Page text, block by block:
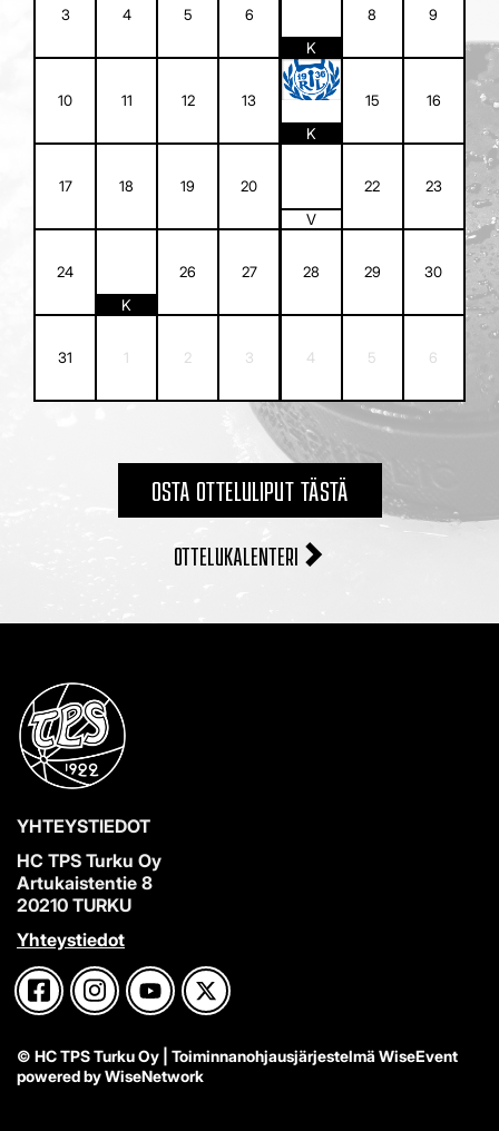
3 4 5 6
K
8 9
10 11 12 13
14
K
15 16
17 18 19 20
V
22 23
24
K
26 27 28 29 30
31 1 2 3 4 5 6
OSTA OTTELULIPUT TÄSTÄ
OTTELUKALENTERI
YHTEYSTIEDOT
HC TPS Turku Oy
Artukaistentie 8
20210 TURKU
Yhteystiedot
© HC TPS Turku Oy | Toiminnanohjausjärjestelmä WiseEvent
powered byWiseNetwork